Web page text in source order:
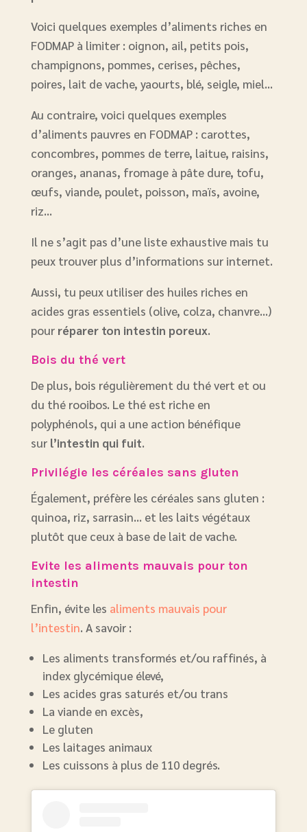
Voici quelques exemples d’aliments riches en
FODMAP à limiter : oignon, ail, petits pois,
champignons, pommes, cerises, pêches,
poires, lait de vache, yaourts, blé, seigle, miel…
Au contraire, voici quelques exemples
d’aliments pauvres en FODMAP : carottes,
concombres, pommes de terre, laitue, raisins,
oranges, ananas, fromage à pâte dure, tofu,
œufs, viande, poulet, poisson, maïs, avoine,
riz…
Il ne s’agit pas d’une liste exhaustive mais tu
peux trouver plus d’informations sur internet.
Aussi, tu peux utiliser des huiles riches en
acides gras essentiels (olive, colza, chanvre…)
pour réparer ton intestin poreux.
Bois du thé vert
De plus, bois régulièrement du thé vert et ou
du thé rooibos. Le thé est riche en
polyphénols, qui a une action bénéfique
sur l’intestin qui fuit.
Privilégie les céréales sans gluten
Également, préfère les céréales sans gluten :
quinoa, riz, sarrasin… et les laits végétaux
plutôt que ceux à base de lait de vache.
Evite les aliments mauvais pour ton
intestin
Enfin, évite les aliments mauvais pour
l’intestin. A savoir :
Les aliments transformés et/ou raffinés, à
index glycémique élevé,
Les acides gras saturés et/ou trans
La viande en excès,
Le gluten
Les laitages animaux
Les cuissons à plus de 110 degrés.